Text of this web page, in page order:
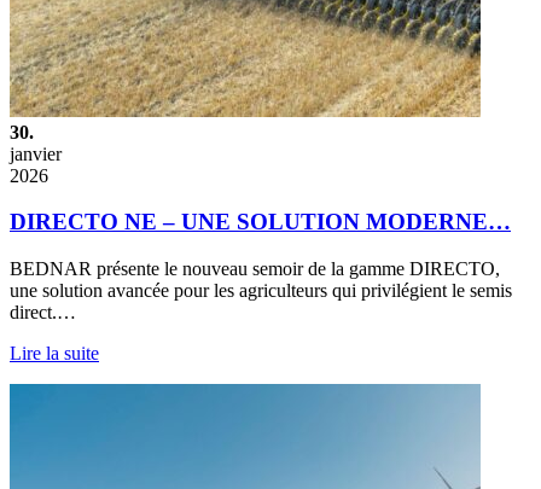
30.
janvier
2026
DIRECTO NE – UNE SOLUTION MODERNE…
BEDNAR présente le nouveau semoir de la gamme DIRECTO,
une solution avancée pour les agriculteurs qui privilégient le semis
direct.…
Lire la suite